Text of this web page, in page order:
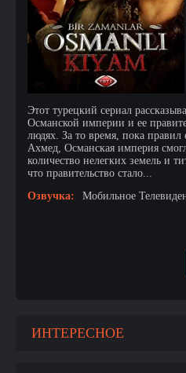
Этот турецкий сериал
Османской империи и ее
людях. За то время, пока
Ахмед, Османская империя
количество нелегких земель и
что правительство стало...
Озвучка:
Мобильное
ИНТЕРЕСНОЕ